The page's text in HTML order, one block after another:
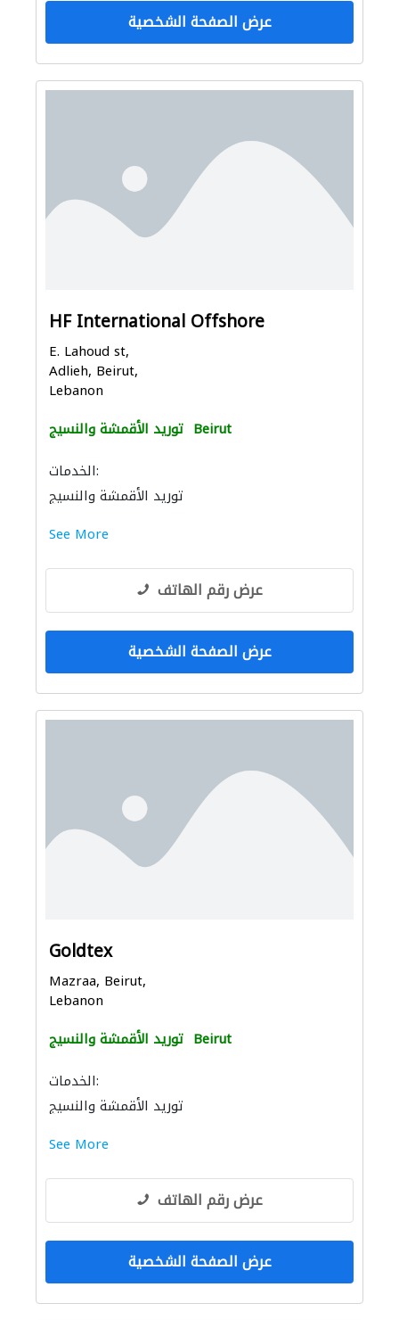
عرض الصفحة الشخصية
HF International Offshore
E. Lahoud st,
Adlieh, Beirut,
Lebanon
توريد الأقمشة والنسيج Beirut
الخدمات:
توريد الأقمشة والنسيج
See More
عرض رقم الهاتف
عرض الصفحة الشخصية
Goldtex
Mazraa, Beirut,
Lebanon
توريد الأقمشة والنسيج Beirut
الخدمات:
توريد الأقمشة والنسيج
See More
عرض رقم الهاتف
عرض الصفحة الشخصية